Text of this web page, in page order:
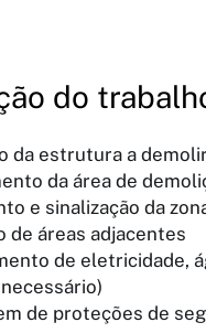
do
da estrutura a demolir
da área de
e sinalização da
de áreas adjacentes
de eletricidade,
de proteções de